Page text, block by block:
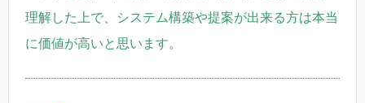
理解した上で、システム構築や提案が出来る方は本当
に価値が高いと思います。